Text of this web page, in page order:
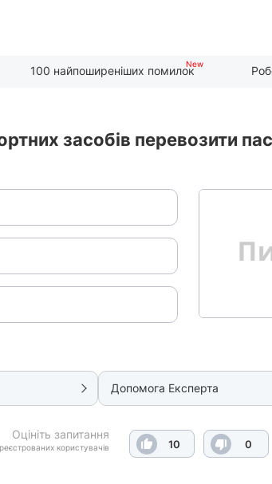
100 найпоширеніших помилок
засобів перевозити
Допомога Експерта
Оцініть запитання
користувачів 10 0